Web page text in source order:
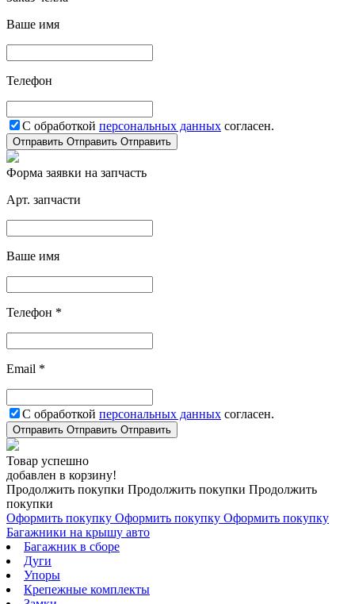
Ваше имя
Телефон
С обработкой персональных данных согласен.
Отправить Отправить Отправить
Форма заявки на запчасть
Арт. запчасти
Ваше имя
Телефон *
Email *
С обработкой персональных данных согласен.
Отправить Отправить Отправить
Товар успешно
добавлен в корзину!
Продолжить покупки Продолжить покупки Продолжить
покупки
Оформить покупку Оформить покупку Оформить покупку
Багажники на крышу авто
Багажник в сборе
Дуги
Упоры
Крепежные комплекты